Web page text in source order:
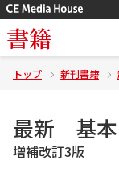
書籍
トップ 新刊書籍
最新 基本
増補改訂3版